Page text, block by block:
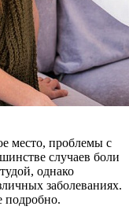
место, проблемы с
случаев боли
однако
заболеваниях.
подробно.